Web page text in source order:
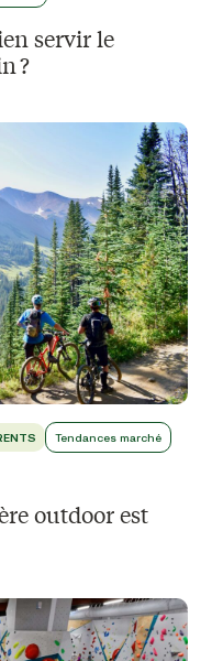
servir le
?
Tendances marché
outdoor est